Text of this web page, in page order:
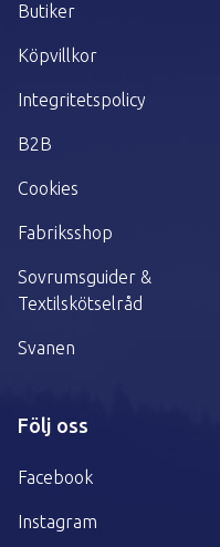
Butiker
Köpvillkor
Integritetspolicy
B2B
Cookies
Fabriksshop
Sovrumsguider &
Textilskötselråd
Svanen
Följ oss
Facebook
Instagram